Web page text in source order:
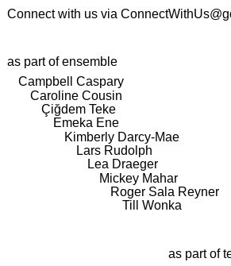
Connect with us via
as part of ensemble
Campbell Caspary
Caroline Cousin
Çiğdem Teke
Emeka Ene
Kimberly Darcy-Mae
Lars Rudolph
Lea Draeger
Mickey Mahar
Roger Sala Reyner
Till Wonka
as part of